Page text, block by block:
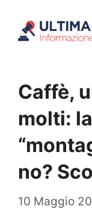
Caffè,
molti:
no?
10 Maggio